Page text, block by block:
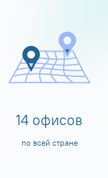
14 офисов
по всей стране